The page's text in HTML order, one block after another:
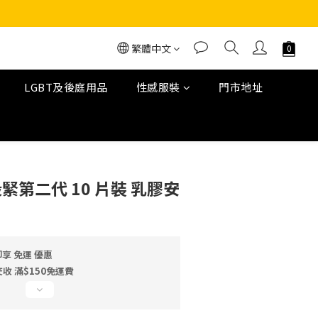
繁體中文
LGBT及後庭用品 性感服裝 門市地址
第二代 10 片裝 乳膠安
免運 優惠
滿$150免運費